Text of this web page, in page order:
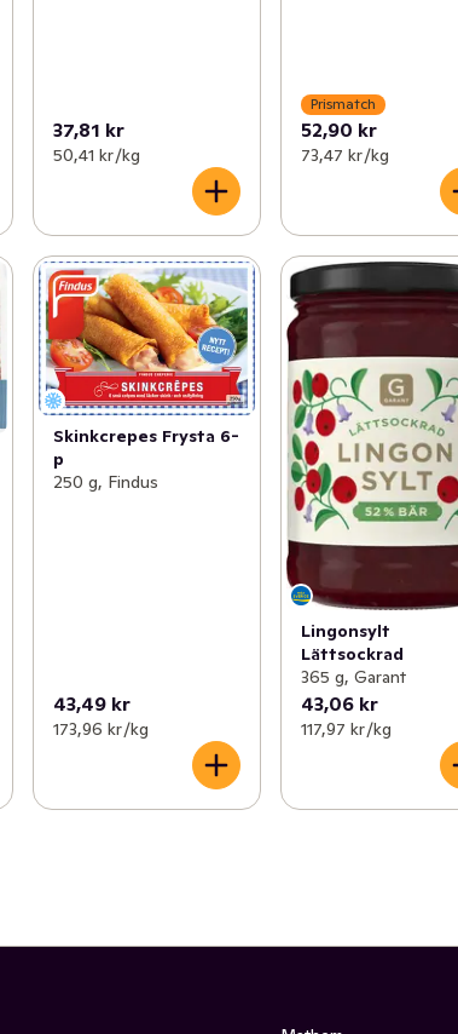
37,81 kr
50,41 kr /kg
Prismatch
52,90 kr
73,47 kr /kg
Skinkcrepes Frysta 6-
p
250 g, Findus
43,49 kr
173,96 kr /kg
Lingonsylt
Lättsockrad
365 g, Garant
43,06 kr
117,97 kr /kg